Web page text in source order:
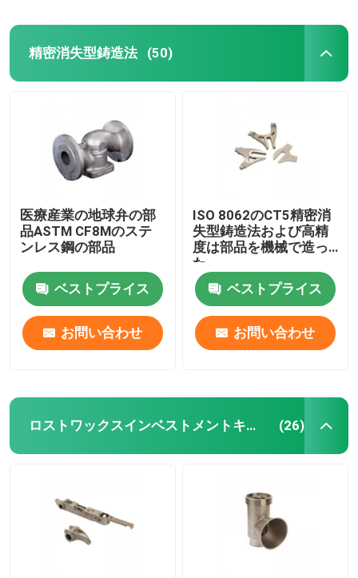
精密消失型鋳造法 (50)
医療産業の地球弁の部
品ASTM CF8Mのステ
ンレス鋼の部品
ベストプライス
お問い合わせ
ISO 8062のCT5精密消
失型鋳造法および高精
度は部品を機械で造っ
た
ベストプライス
お問い合わせ
ロストワックスインベストメントキャスティング (26)